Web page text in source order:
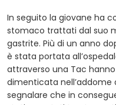
In seguito la giovane ha
stomaco trattati dal suo
gastrite. Più di un anno
è stata portata
attraverso una Tac
dimenticata
segnalare che in